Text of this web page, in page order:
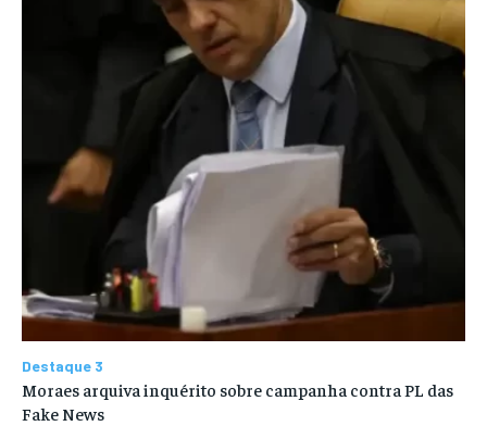
Destaque 3
Moraes arquiva inquérito sobre campanha contra PL das
Fake News